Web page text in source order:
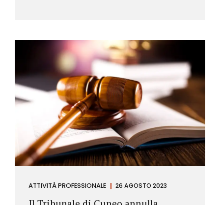
ATTIVITÀ PROFESSIONALE 26 AGOSTO 2023